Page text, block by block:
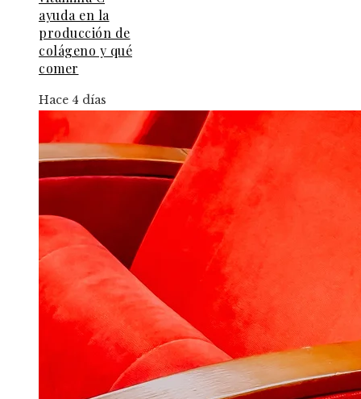
ayuda en la
producción de
colágeno y qué
comer
Hace 4 días